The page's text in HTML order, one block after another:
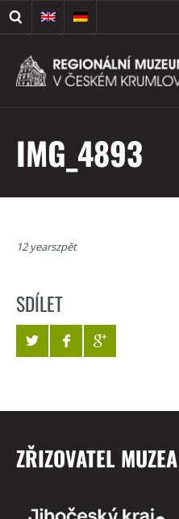
IMG_4893
12 yearszpět
SDÍLET
ZŘIZOVATEL MUZEA